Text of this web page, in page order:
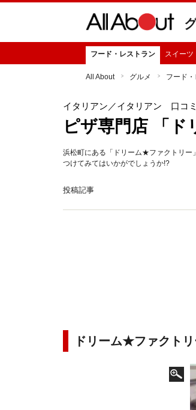
フード・レストラン スイーツ
All About グルメ フード
イタリアン ／イタリアン 口コ
ピザ専門店 「ド
浜松町にある「ドリーム★ファクトリー
つけてみてはいかがでしょうか!?
投稿記事
ドリーム★ファクト